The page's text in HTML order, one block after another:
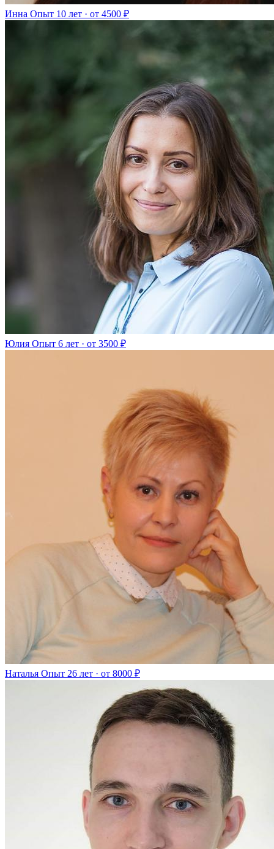
Инна Опыт 10 лет · от 4500 ₽
Юлия Опыт 6 лет · от 3500 ₽
Наталья Опыт 26 лет · от 8000 ₽